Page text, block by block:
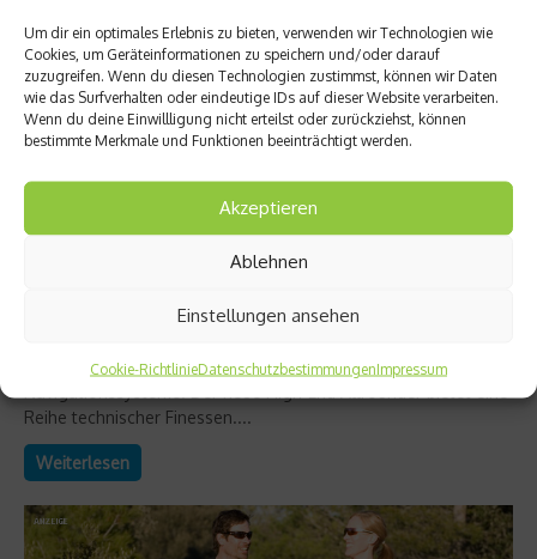
Um dir ein optimales Erlebnis zu bieten, verwenden wir Technologien wie
Cookies, um Geräteinformationen zu speichern und/oder darauf
zuzugreifen. Wenn du diesen Technologien zustimmst, können wir Daten
wie das Surfverhalten oder eindeutige IDs auf dieser Website verarbeiten.
Wenn du deine Einwillligung nicht erteilst oder zurückziehst, können
bestimmte Merkmale und Funktionen beeinträchtigt werden.
Akzeptieren
Ablehnen
Einstellungen ansehen
Cookie-RichtlinieDatenschutzbestimmungenImpressum
Damit Suchende finden – der Garmin Oregon
von Garmin, dem weltweit führenden Hersteller mobiler
Reihe technischer Finessen....
Weiterlesen